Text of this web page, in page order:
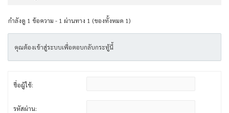
กำลังดู 1 ข้อความ - 1 ผ่านทาง 1 (ของทั้งหมด 1)
คุณต้องเข้าสู่ระบบเพื่อตอบกลับกระทู้นี้
ชื่อผู้ใช้:
รหัสผ่าน: